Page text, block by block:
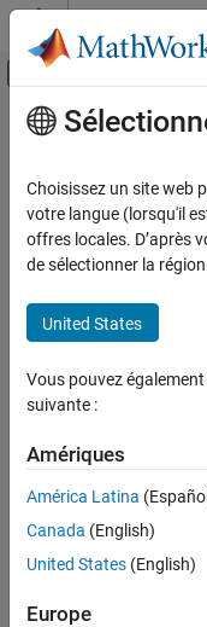
Passer au contenu
Activer/
Ressource
Contenu principal
Choisissez un site web
votre langue (lorsqu'il
offres locales. D’après
de sélectionner la
United States
Vous pouvez
suivante :
Amériques
América Latina
Canada (English)
United States (English)
Europe